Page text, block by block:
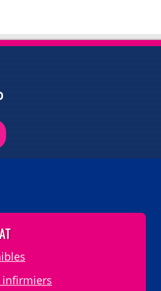
infirmiers